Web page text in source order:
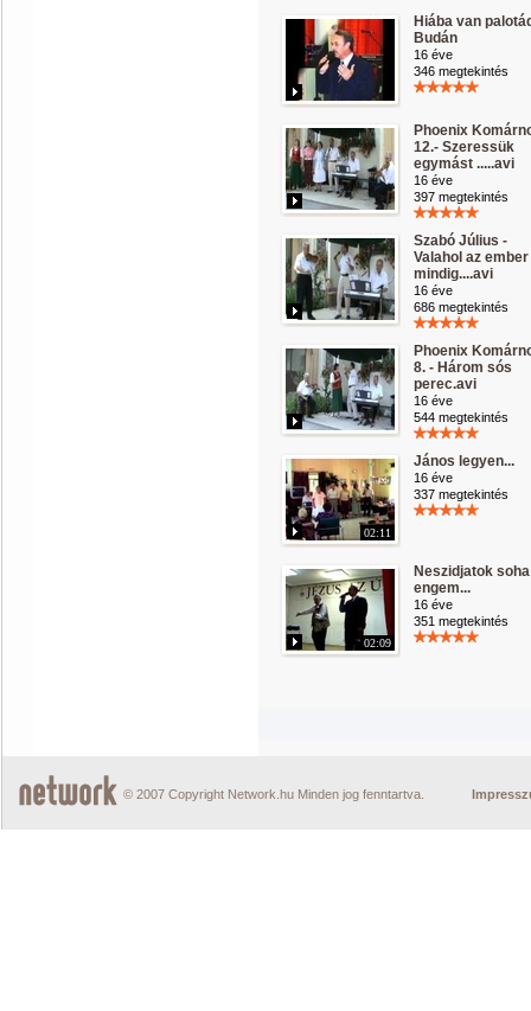
Hiába van
Budán
16 éve
346 megtekintés
Phoenix
12.- Szeressük
egymást .....avi
16 éve
397 megtekintés
Szabó Július -
Valahol az ember
mindig....avi
16 éve
686 megtekintés
Phoenix
8. - Három sós
perec.avi
16 éve
544 megtekintés
02:11
János legyen...
16 éve
337 megtekintés
02:09
Neszidjatok soha
engem...
16 éve
351 megtekintés
© 2007 Copyright Network.hu Minden jog fenntartva.